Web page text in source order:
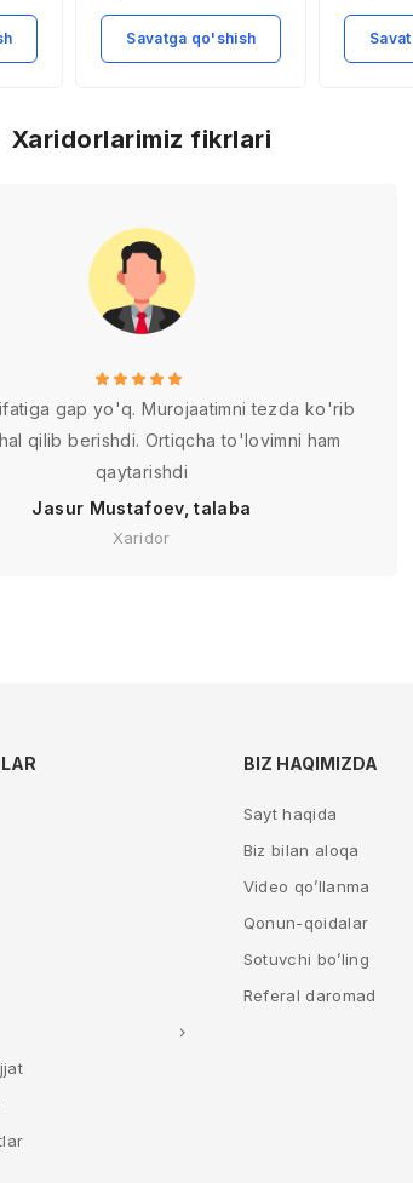
Savatga qo'shish
Xaridorlarimiz fikrlari
gap yo'q. Murojaatimni tezda ko'rib
qilib berishdi. Ortiqcha to'lovimni ham
qaytarishdi
Jasur Mustafoev, talaba
Xaridor
BIZ HAQIMIZDA
Sayt haqida
Biz bilan aloqa
Video qo’llanma
Qonun-qoidalar
Sotuvchi bo’ling
Referal daromad